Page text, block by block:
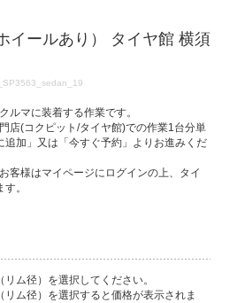
イールあり） タイヤ館 横須
ルマに装着する作業です。
店(コクピット/タイヤ館)での作業1台分単
追加」又は「今すぐ予約」よりお進みくだ
客様はマイページにログインの上、タイ
。
ム径）を選択してください。
ム径）を選択すると価格が表示されま